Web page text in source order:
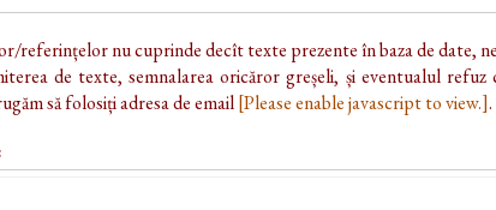
referințelor nu cuprinde decît texte prezente în baza de date,
de texte, semnalarea oricăror greșeli, și eventualul refuz
să folosiți adresa de email[Please enable javascript to view.].